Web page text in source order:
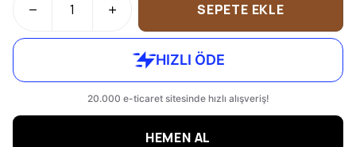
SEPETE EKLE
HEMEN AL